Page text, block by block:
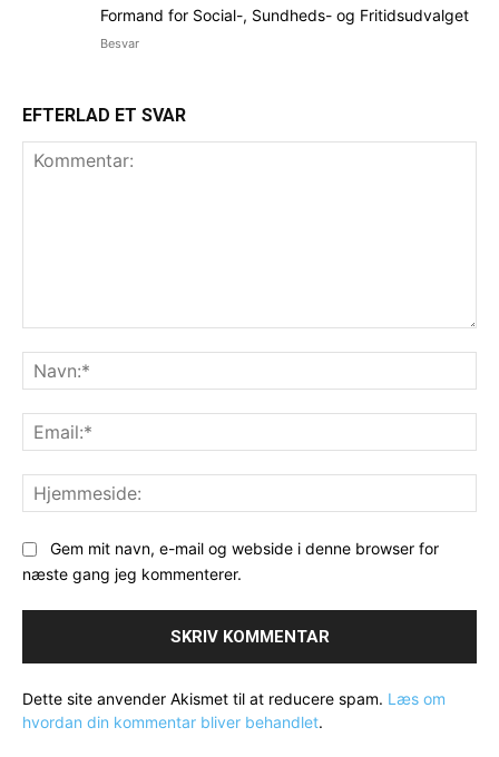
Formand for Social-, Sundheds- og Fritidsudvalget
Besvar
EFTERLAD ET SVAR
Gem mit navn, e-mail og webside i denne browser for
næste gang jeg kommenterer.
Dette site anvender Akismet til at reducere spam. Læs om
hvordan din kommentar bliver behandlet.